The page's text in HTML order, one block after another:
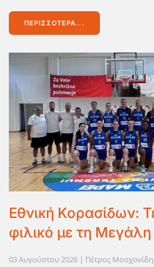
ΠΕΡΙΣΣΌΤΕΡΑ...
Εθνική Κορασίδων:
φιλικό με τη
03 Αυγούστου 2026 | Πέτρος